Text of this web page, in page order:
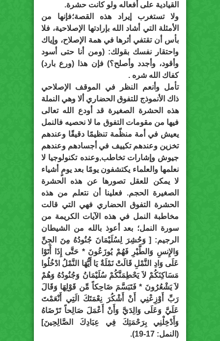
القيادية على أفعاله ولو كانت حشرة.
ولا تستغرب إيراد هذه القصة؛فإنها من
الأمثلة التي أشاد الله بإرادتها الإصلاحية، فلا
بأس أن تقتفي أثرها في همة الإصلاح، وإياك
واحتقار نفسك بقولك: (ومن أنا حتى أسود
وأقود، وأجدد وأصلح؟) فإن هذا (ورع بارد)
كفاك الله شره .
تأمل وأنعم النظر في الموقف الإصلاحي
ذاك الأنموذج للتفوق الحضاري ألا وهي النملة
هذه الحشرة الصغيرة قد أودع الله تعالى
فيها من مقومات التفوق ما لا نحصيه فالنمل
يعيش في أمة منظّمة تنظيمًا دقيقًا وعندهم
تخزين وعندهم تكييف في أجسادهم وعندهم
جيوش وإشارات تخاطب,وعنده تكنولوجيا لا
نعلمها والعلماء يكتشفون يومًا بعد يومٍ أشياء
لا يمكن للعقل تصورها عن هذه الحشرة
الصغيرة الحجم. فعلينا أن نتعلم من هذه
الحشرة التفوق الحضاري فهي التي قالت
مخاطبة النمل في هذه الآيات الكريمة من
سورة النمل؛ بعد أعوذ بالله من الشيطان
الرجيم: [ وَحُشِرَ لِسُلَيْمَانَ جُنُودُهُ مِنَ الجِنِّ
وَالإِنسِ وَالطَّيْرِ فَهُمْ يُوزَعُونَ * حَتَّى إِذَا أَتَوْا
عَلَى وَادِ النَّمْلِ قَالَتْ نَمْلَةٌ يَا أَيُّهَا النَّمْلُ ادْخُلُوا
مَسَاكِنَكُمْ لاَ يَحْطِمَنَّكُمْ سُلَيْمَانُ وَجُنُودُهُ وَهُمْ
لاَ يَشْعُرُونَ * فَتَبَسَّمَ ضَاحِكاً مِّن قَوْلِهَا وَقَالَ
رَبِّ أَوْزِعْنِي أَنْ أَشْكُرَ نِعْمَتَكَ الَتِي أَنْعَمْتَ
عَلَيَّ وَعَلَى وَالِدَيَّ وَأَنْ أَعْمَلَ صَالِحاً تَرْضَاهُ
وَأَدْخِلْنِي بِرَحْمَتِكَ فِي عِبَادِكَ الصَّالِحِينَ]
(النمل: 17-19).